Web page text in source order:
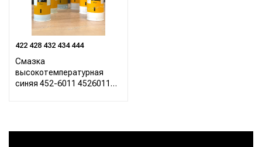
422 428 432 434 444
Смазка
высокотемпературная
синяя 452-6011 4526011